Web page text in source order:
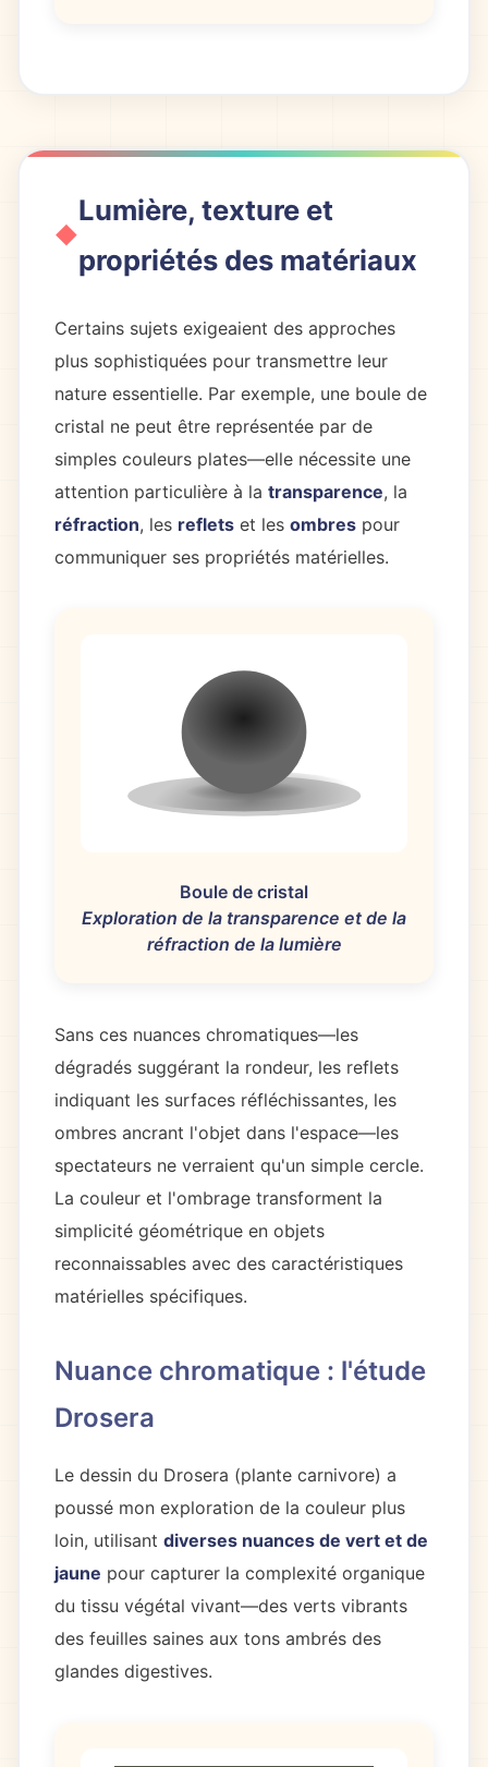
Lumière, texture et
propriétés des matériaux
Certains sujets exigeaient des approches
plus sophistiquées pour transmettre leur
nature essentielle. Par exemple, une boule de
cristal ne peut être représentée par de
simples couleurs plates—elle nécessite une
attention particulière à la transparence, la
réfraction, les reflets et les ombres pour
communiquer ses propriétés matérielles.
Boule de cristal
Exploration de la transparence et de la
réfraction de la lumière
Sans ces nuances chromatiques—les
dégradés suggérant la rondeur, les reflets
indiquant les surfaces réfléchissantes, les
ombres ancrant l'objet dans l'espace—les
spectateurs ne verraient qu'un simple cercle.
La couleur et l'ombrage transforment la
simplicité géométrique en objets
reconnaissables avec des caractéristiques
matérielles spécifiques.
Nuance chromatique : l'étude
Drosera
Le dessin du Drosera (plante carnivore) a
poussé mon exploration de la couleur plus
loin, utilisant diverses nuances de vert et de
jaune pour capturer la complexité organique
du tissu végétal vivant—des verts vibrants
des feuilles saines aux tons ambrés des
glandes digestives.